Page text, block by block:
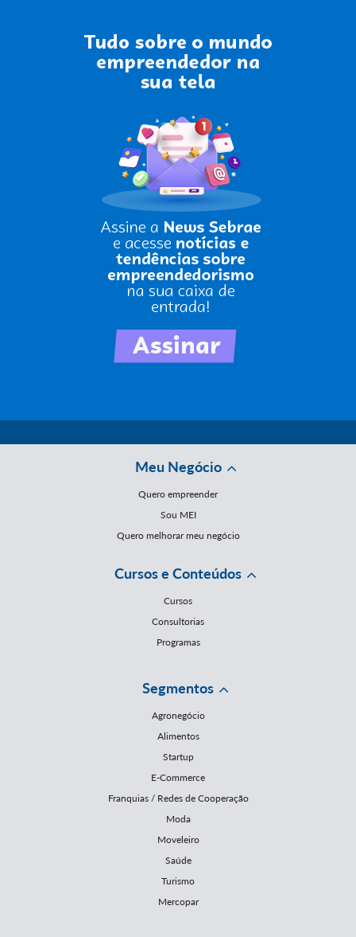
Meu Negócio
Quero empreender
Sou MEI
Quero melhorar meu negócio
Cursos e Conteúdos
Cursos
Consultorias
Programas
Segmentos
Agronegócio
Alimentos
Startup
E-Commerce
Franquias / Redes de Cooperação
Moda
Moveleiro
Saúde
Turismo
Mercopar